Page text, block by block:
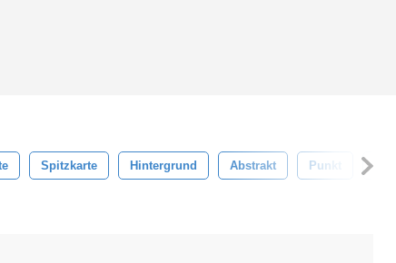
Spitzkarte Hintergrund Abstrakt Punkt